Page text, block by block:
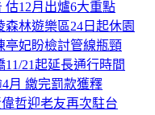
估12月出爐6大重點
林遊樂區24日起休園
亭妃盼檢討管線瓶頸
21起延長通行時間
月 繳完罰款獲釋
哲迎老友再次駐台